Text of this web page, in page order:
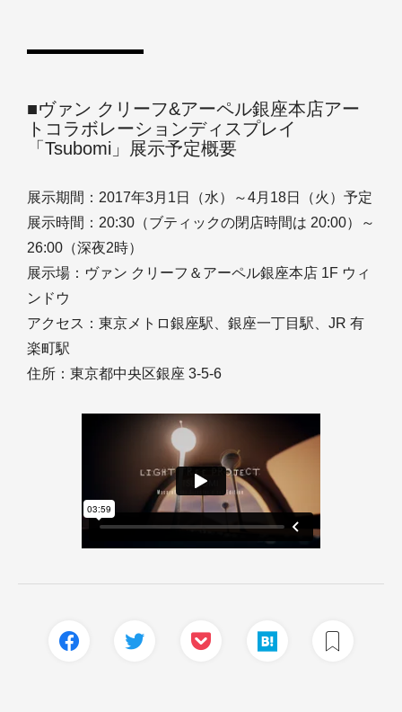
■ヴァン クリーフ&アーペル銀座本店アー
トコラボレーションディスプレイ
「Tsubomi」展示予定概要
展示期間：2017年3月1日（水）～4月18日（火）予定
展示時間：20:30（ブティックの閉店時間は 20:00）～
26:00（深夜2時）
展示場：ヴァン クリーフ＆アーペル銀座本店 1F ウィ
ンドウ
アクセス：東京メトロ銀座駅、銀座一丁目駅、JR 有
楽町駅
住所：東京都中央区銀座 3-5-6